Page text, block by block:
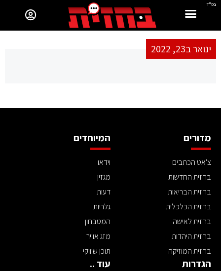
בס"ד
ינואר ב23, 2022
מדורים
צ'אט הכתבים
בחזית החדשות
בחזית הבריאות
בחזית הכלכלית
בחזית לאישה
בחזית היהדות
בחזית המוזיקה
המיוחדים
וידאו
מגזין
דעות
גלריות
המטבחון
מזג אוויר
תוכן שיווקי
הגדרות עוד ..